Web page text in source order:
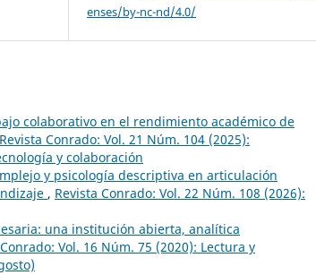
enses/by-nc-nd/4.0/
colaborativo en el rendimiento académico de
Revista Conrado: Vol. 21 Núm. 104 (2025):
y colaboración
y psicología descriptiva en articulación
, Revista Conrado: Vol. 22 Núm. 108 (2026):
una institución abierta, analítica
Vol. 16 Núm. 75 (2020): Lectura y